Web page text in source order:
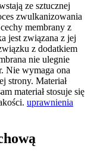
ze sztucznej
zwulkanizowania
membrany z
jest związana z jej
z dodatkiem
nie ulegnie
Nie wymaga ona
strony. Materiał
materiał stosuje się
uprawnienia